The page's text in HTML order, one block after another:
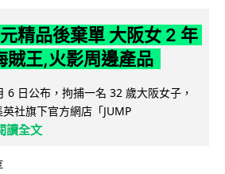
精品後棄單 大阪女 2 年
賊王,火影周邊產品
6 日公布，拘捕一名 32 歲大阪女子，
社旗下官方網店「JUMP
讀全文